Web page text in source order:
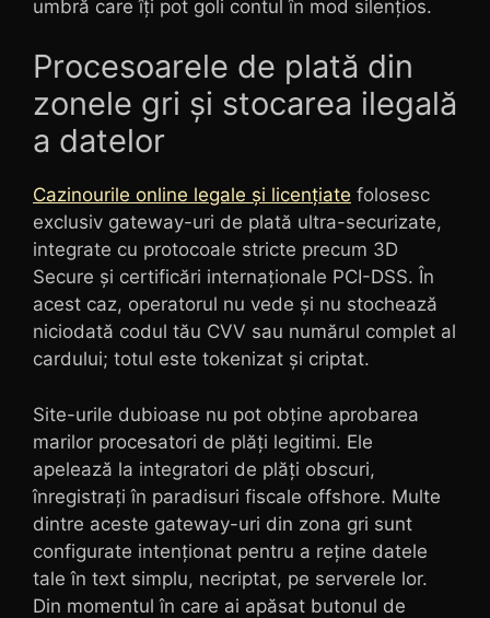
umbră care îți pot goli contul în mod silențios.
Procesoarele de plată din
zonele gri și stocarea ilegală
a datelor
Cazinourile online legale și licențiate folosesc
exclusiv gateway-uri de plată ultra-securizate,
integrate cu protocoale stricte precum 3D
Secure și certificări internaționale PCI-DSS. În
acest caz, operatorul nu vede și nu stochează
niciodată codul tău CVV sau numărul complet al
cardului; totul este tokenizat și criptat.
Site-urile dubioase nu pot obține aprobarea
marilor procesatori de plăți legitimi. Ele
apelează la integratori de plăți obscuri,
înregistrați în paradisuri fiscale offshore. Multe
dintre aceste gateway-uri din zona gri sunt
configurate intenționat pentru a reține datele
tale în text simplu, necriptat, pe serverele lor.
Din momentul în care ai apăsat butonul de